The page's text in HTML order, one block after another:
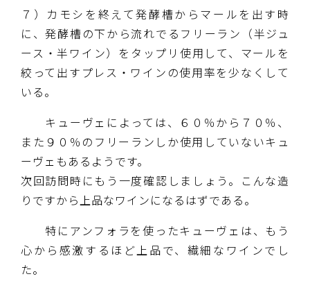
７）カモシを終えて発酵槽からマールを出す時
に、発酵槽の下から流れでるフリーラン（半ジュ
ース・半ワイン）をタップリ使用して、マールを
絞って出すプレス・ワインの使用率を少なくして
いる。
キューヴェによっては、６０％から７０％、
また９０％のフリーランしか使用していないキュ
ーヴェもあるようです。
次回訪問時にもう一度確認しましょう。こんな造
りですから上品なワインになるはずである。
特にアンフォラを使ったキューヴェは、もう
心から感激するほど上品で、繊細なワインでし
た。